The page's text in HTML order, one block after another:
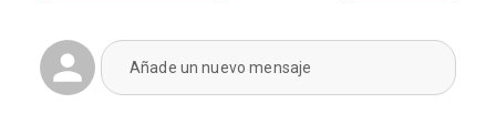
Añade un nuevo mensaje